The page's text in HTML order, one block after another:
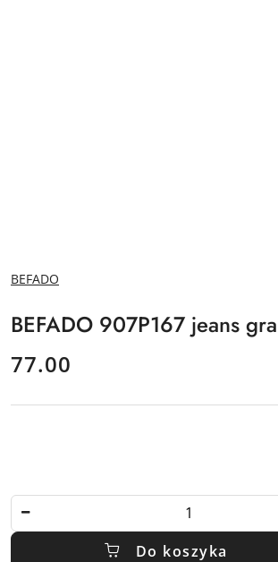
NAZWA
PRODUCENTA:
BEFADO
BEFADO 907P167 jeans
cena:
77.00
Do koszyka